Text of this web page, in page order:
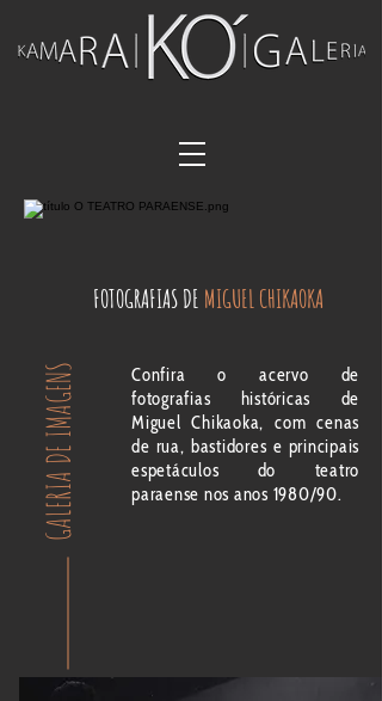
FOTOGRAFIAS DE MIGUEL CHIKAOKA
Confira o acervo de
fotografias históricas de
Miguel Chikaoka, com cenas
de rua, bastidores e principais
espetáculos do teatro
paraense nos anos 1980/90.
GALERIA DE IMAGENS